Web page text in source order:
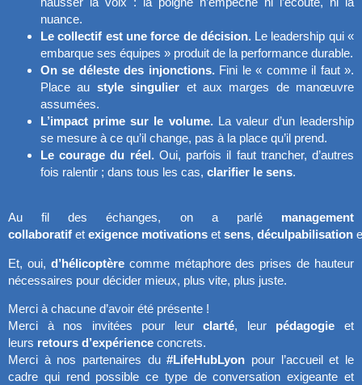
nuance.
Le collectif est une force de décision.Le leadership qui «
embarque ses équipes » produit de la performance durable.
On se déleste des injonctions.Fini le « comme il faut ».
Place au style singulier et aux marges de manœuvre
assumées.
L’impact prime sur le volume.La valeur d’un leadership
se mesure à ce qu’il change, pas à la place qu’il prend.
Le courage du réel.Oui, parfois il faut trancher, d’autres
fois ralentir ; dans tous les cas, clarifier le sens.
Au fil des échanges, on a parlé management
collaboratif et exigence motivations et sens, déculpabilisation
Et, oui, d’hélicoptèrecomme métaphore des prises de hauteur
nécessaires pour décider mieux, plus vite, plus juste.
Merci à chacune d’avoir été présente !
Merci à nos invitées pour leurclarté, leur pédagogie et
leurs retours d’expérience concrets.
Merci à nos partenaires du#LifeHubLyon pour l’accueil et le
cadre qui rend possible ce type de conversation exigeante et